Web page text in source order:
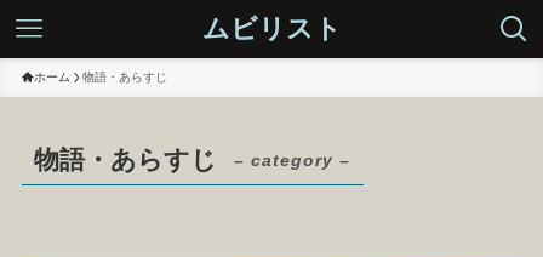
ムビリスト
ホーム 物語・あらすじ
物語・あらすじ – category –